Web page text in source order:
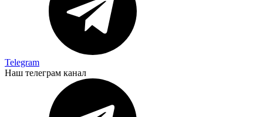
Telegram
Наш телеграм канал